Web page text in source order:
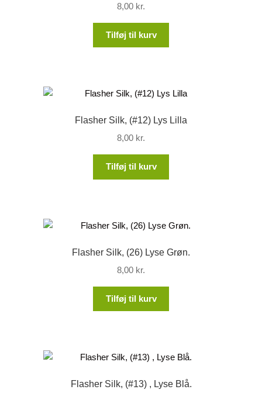
8,00 kr.
Tilføj til kurv
Flasher Silk, (#12) Lys Lilla
8,00 kr.
Tilføj til kurv
Flasher Silk, (26) Lyse Grøn.
8,00 kr.
Tilføj til kurv
Flasher Silk, (#13) , Lyse Blå.